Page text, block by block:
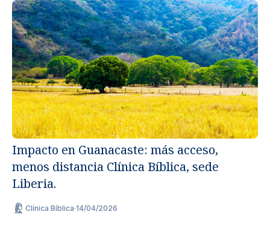
Impacto en Guanacaste: más acceso,
menos distancia Clínica Bíblica, sede
Liberia.
Clínica Bíblica·14/04/2026